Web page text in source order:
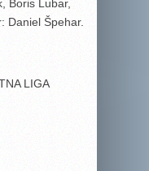
Boris Lubar,
Daniel Špehar.
LIGA